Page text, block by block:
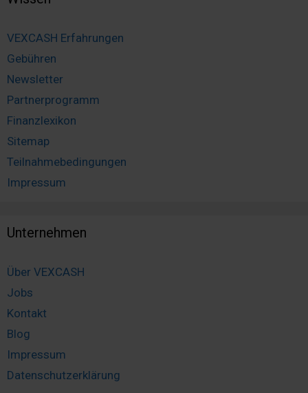
VEXCASH Erfahrungen
Gebühren
Newsletter
Partnerprogramm
Finanzlexikon
Sitemap
Teilnahmebedingungen
Impressum
Unternehmen
Über VEXCASH
Jobs
Kontakt
Blog
Impressum
Datenschutzerklärung